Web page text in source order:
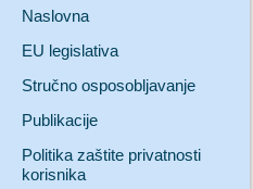
Naslovna
EU legislativa
Stručno osposobljavanje
Publikacije
Politika zaštite privatnosti
korisnika